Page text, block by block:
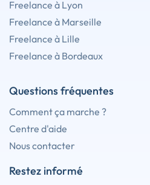
Freelance à Lyon
Freelance à Marseille
Freelance à Lille
Freelance à Bordeaux
Questions fréquentes
Comment ça marche ?
Centre d'aide
Nous contacter
Restez informé